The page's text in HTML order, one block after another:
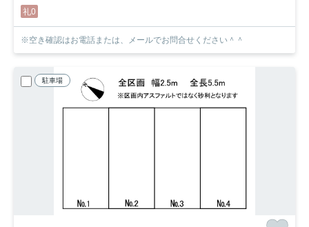
礼0
※空き確認はお電話または、メールでお問合せください＾＾
駐車場